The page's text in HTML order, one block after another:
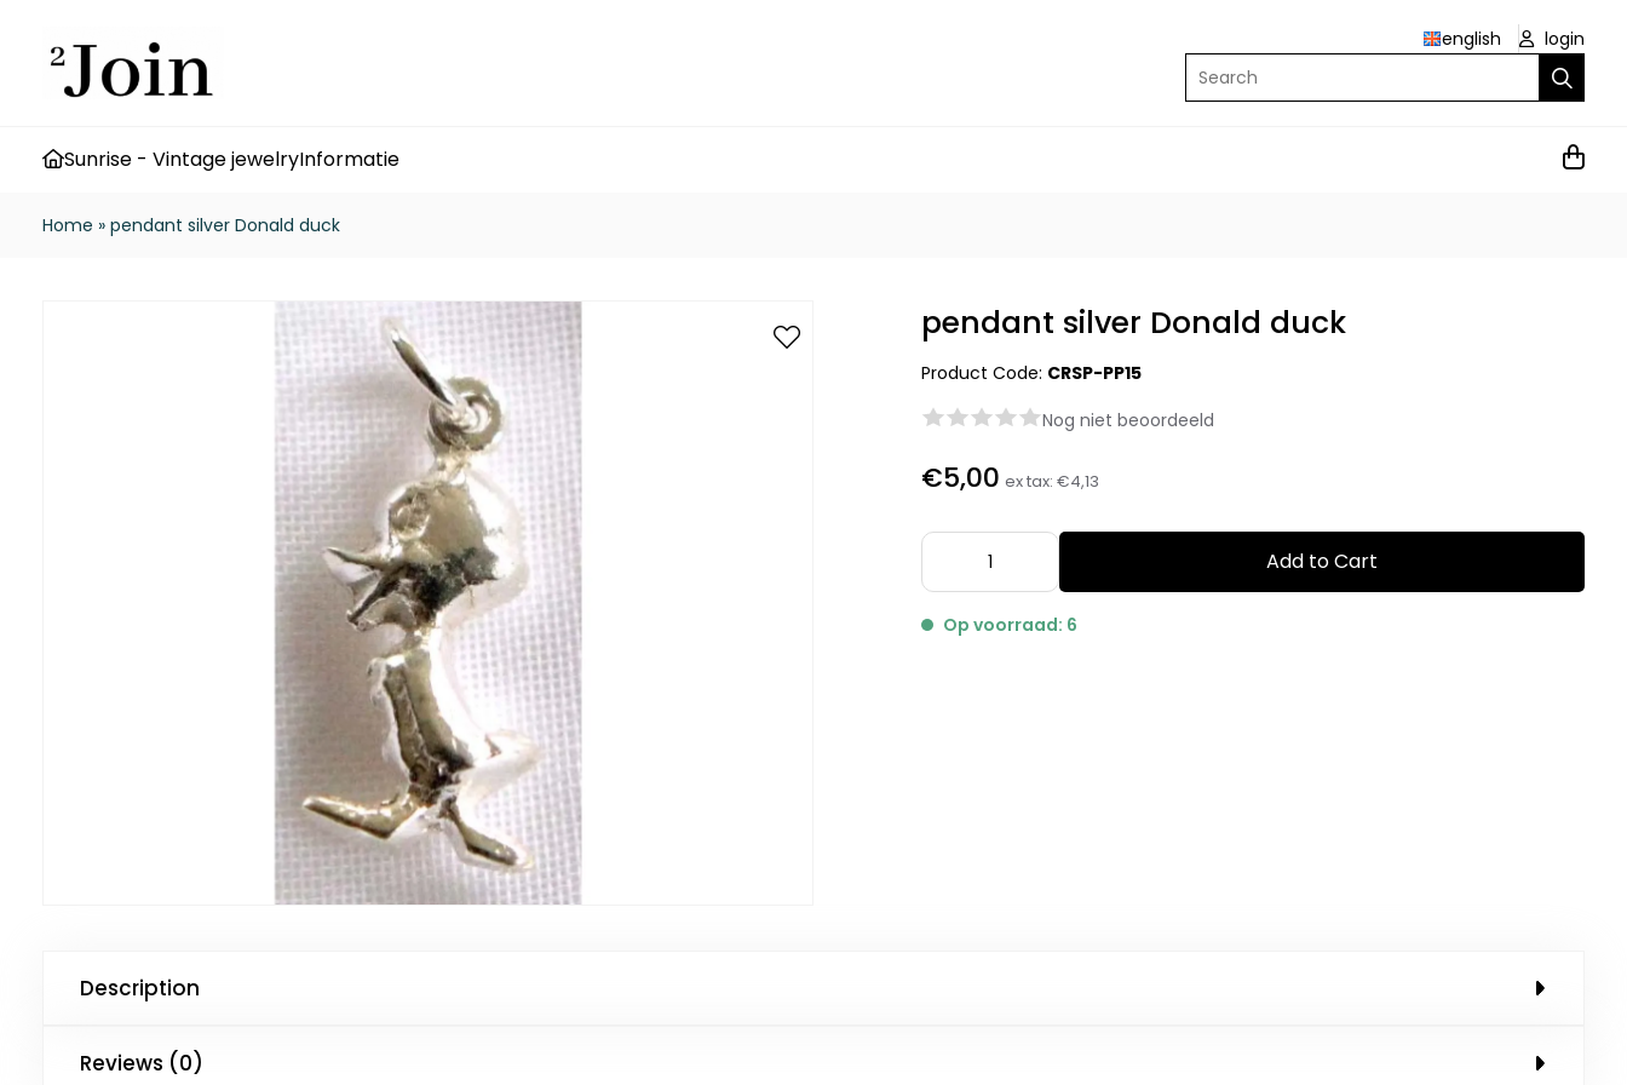
english
login
Search
Sunrise - Vintage jewelryInformatie
Home » pendant silver Donald duck
pendant silver Donald duck
Product Code: CRSP-PP15
Nog niet beoordeeld
€5,00 ex tax:€4,13
Add to Cart
Op voorraad: 6
Description
Reviews (0)